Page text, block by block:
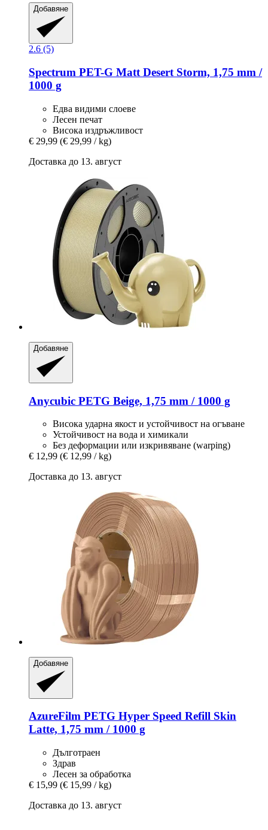
Добавяне
2.6 (5)
Spectrum PET-​G Matt Desert Storm, 1,75 mm /
1000 g
Едва видими слоеве
Лесен печат
Висока издръжливост
€ 29,99 (€ 29,99 / kg)
Доставка до 13. август
Добавяне
Anycubic PETG Beige, 1,75 mm / 1000 g
Висока ударна якост и устойчивост на огъване
Устойчивост на вода и химикали
Без деформации или изкривяване (warping)
€ 12,99 (€ 12,99 / kg)
Доставка до 13. август
Добавяне
AzureFilm PETG Hyper Speed Refill Skin
Latte, 1,75 mm / 1000 g
Дълготраен
Здрав
Лесен за обработка
€ 15,99 (€ 15,99 / kg)
Доставка до 13. август